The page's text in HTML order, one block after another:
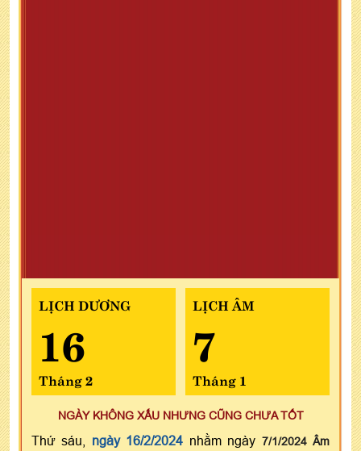
LỊCH DƯƠNG
16
Tháng 2
LỊCH ÂM
7
Tháng 1
NGÀY KHÔNG XẤU NHƯNG CŨNG CHƯA TỐT
Thứ sáu, ngày 16/2/2024 nhằm ngày 7/1/2024 Âm